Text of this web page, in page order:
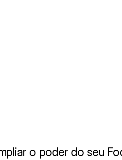
o poder do seu